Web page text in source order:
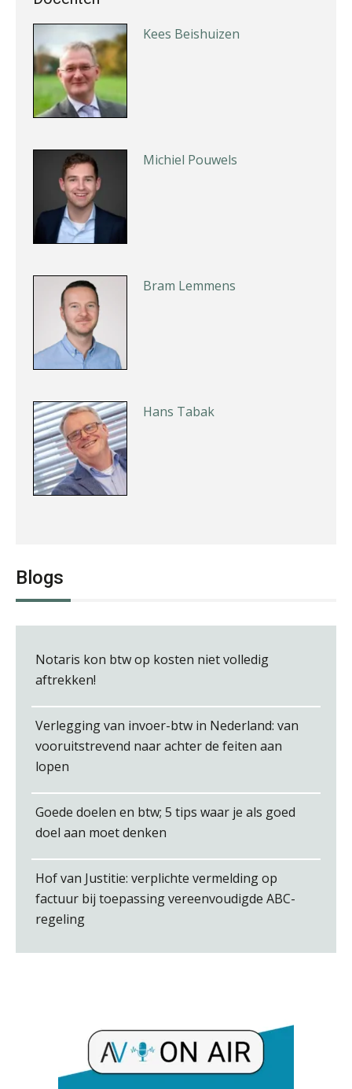
Kees Beishuizen
Michiel Pouwels
Bram Lemmens
Hans Tabak
Imke Bos
Peter Kerkhof
Bernard Schols
Blogs
Notaris kon btw op kosten niet volledig
aftrekken!
Verlegging van invoer-btw in Nederland: van
vooruitstrevend naar achter de feiten aan
lopen
Goede doelen en btw; 5 tips waar je als goed
doel aan moet denken
Hof van Justitie: verplichte vermelding op
factuur bij toepassing vereenvoudigde ABC-
regeling